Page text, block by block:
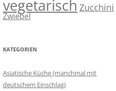
vegetarischZucchini
Zwiebel
KATEGORIEN
Asiatische Küche (manchmal mit
deutschem Einschlag)